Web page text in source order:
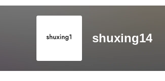
shuxing14